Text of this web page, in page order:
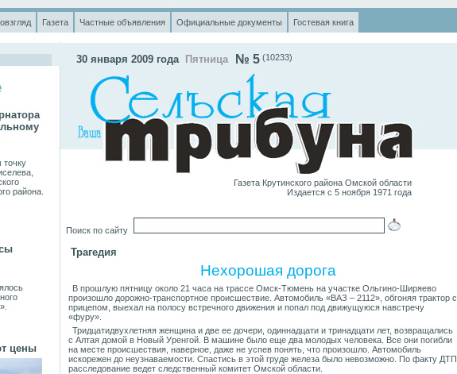
Газета Частные объявления Официальные документы
Гостевая книга
точку
района.
цены
30 января 2009 года Пятница № 5 (10233)
Газета Крутинского района Омской области
Издается с 5 ноября 1971 года
Поиск по сайту
Трагедия
Нехорошая дорога
В прошлую пятницу около 21 часа на трассе Омск-Тюмень на участке Ольгино-Ширяево
произошло дорожно-транспортное происшествие. Автомобиль «ВАЗ – 2112», обгоняя трактор с
прицепом, выехал на полосу встречного движения и попал под движущуюся навстречу
«фуру».
Тридцатидвухлетняя женщина и две ее дочери, одиннадцати и тринадцати лет, возвращались
с Алтая домой в Новый Уренгой. В машине было еще два молодых человека. Все они погибли
на месте происшествия, наверное, даже не успев понять, что произошло. Автомобиль
искорежен до неузнаваемости. Спастись в этой груде железа было невозможно. По факту ДТП
расследование ведет следственный комитет Омской области.